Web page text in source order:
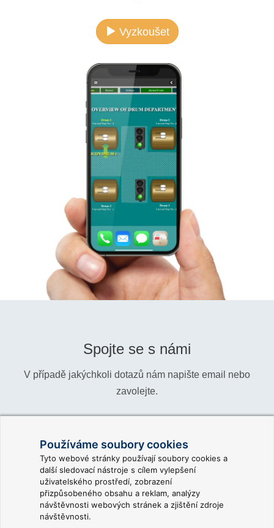
Používáme soubory cookies
Tyto webové stránky používají soubory cookies a
další sledovací nástroje s cílem vylepšení
uživatelského prostředí, zobrazení
přizpůsobeného obsahu a reklam, analýzy
návštěvnosti webových stránek a zjištění zdroje
návštěvnosti.
Vyzkoušet
Spojte se s námi
V případě jakýchkoli dotazů nám napište email nebo
zavolejte.
Informace:
Obchod:
Podpora:
info@reliance-scada.com
sales@reliance-scada.com
support@reliance-scada.com